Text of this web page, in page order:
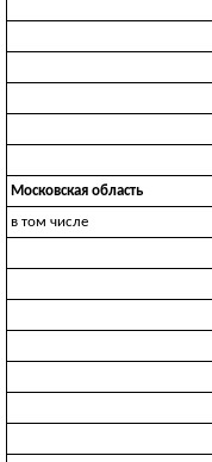
Московская область
в том числе